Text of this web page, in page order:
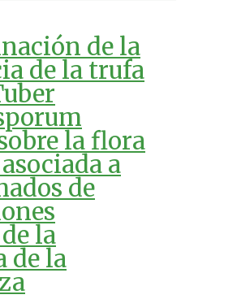
de la
de la trufa
la flora
a
de
la
de la